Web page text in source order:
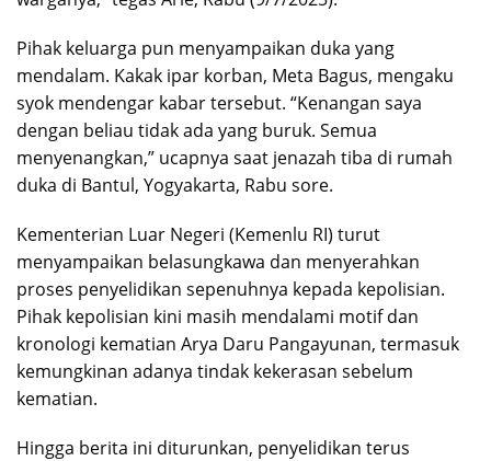
Pihak keluarga pun menyampaikan duka yang
mendalam. Kakak ipar korban, Meta Bagus, mengaku
syok mendengar kabar tersebut. “Kenangan saya
dengan beliau tidak ada yang buruk. Semua
menyenangkan,” ucapnya saat jenazah tiba di rumah
duka di Bantul, Yogyakarta, Rabu sore.
Kementerian Luar Negeri (Kemenlu RI) turut
menyampaikan belasungkawa dan menyerahkan
proses penyelidikan sepenuhnya kepada kepolisian.
Pihak kepolisian kini masih mendalami motif dan
kronologi kematian Arya Daru Pangayunan, termasuk
kemungkinan adanya tindak kekerasan sebelum
kematian.
Hingga berita ini diturunkan, penyelidikan terus